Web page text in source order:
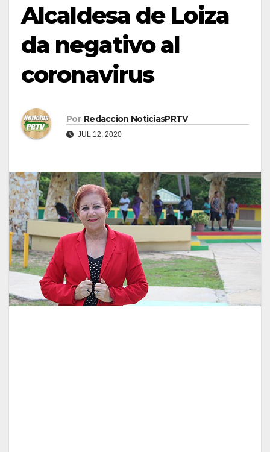
Alcaldesa de Loiza
da negativo al
coronavirus
Por Redaccion NoticiasPRTV
JUL 12, 2020